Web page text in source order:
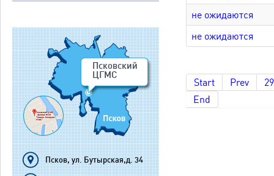
Псковский
ЦГМС
Псков, ул. Бутырская,д. 34
не ожидаются
не ожидаются
Start Prev
End